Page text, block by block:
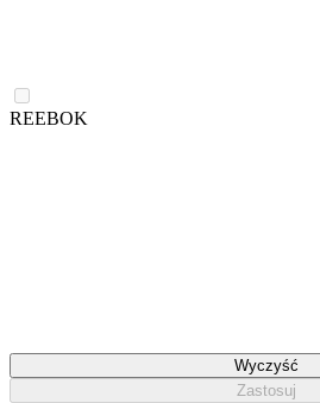
REEBOK
Wyczyść
Zastosuj